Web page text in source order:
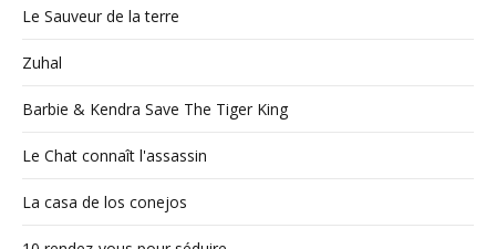
Le Sauveur de la terre
Zuhal
Barbie & Kendra Save The Tiger King
Le Chat connaît l'assassin
La casa de los conejos